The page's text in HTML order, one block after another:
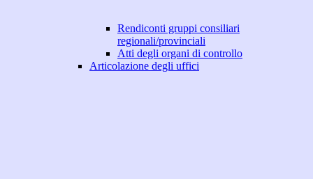
Rendiconti gruppi consiliari
regionali/provinciali
Atti degli organi di controllo
Articolazione degli uffici